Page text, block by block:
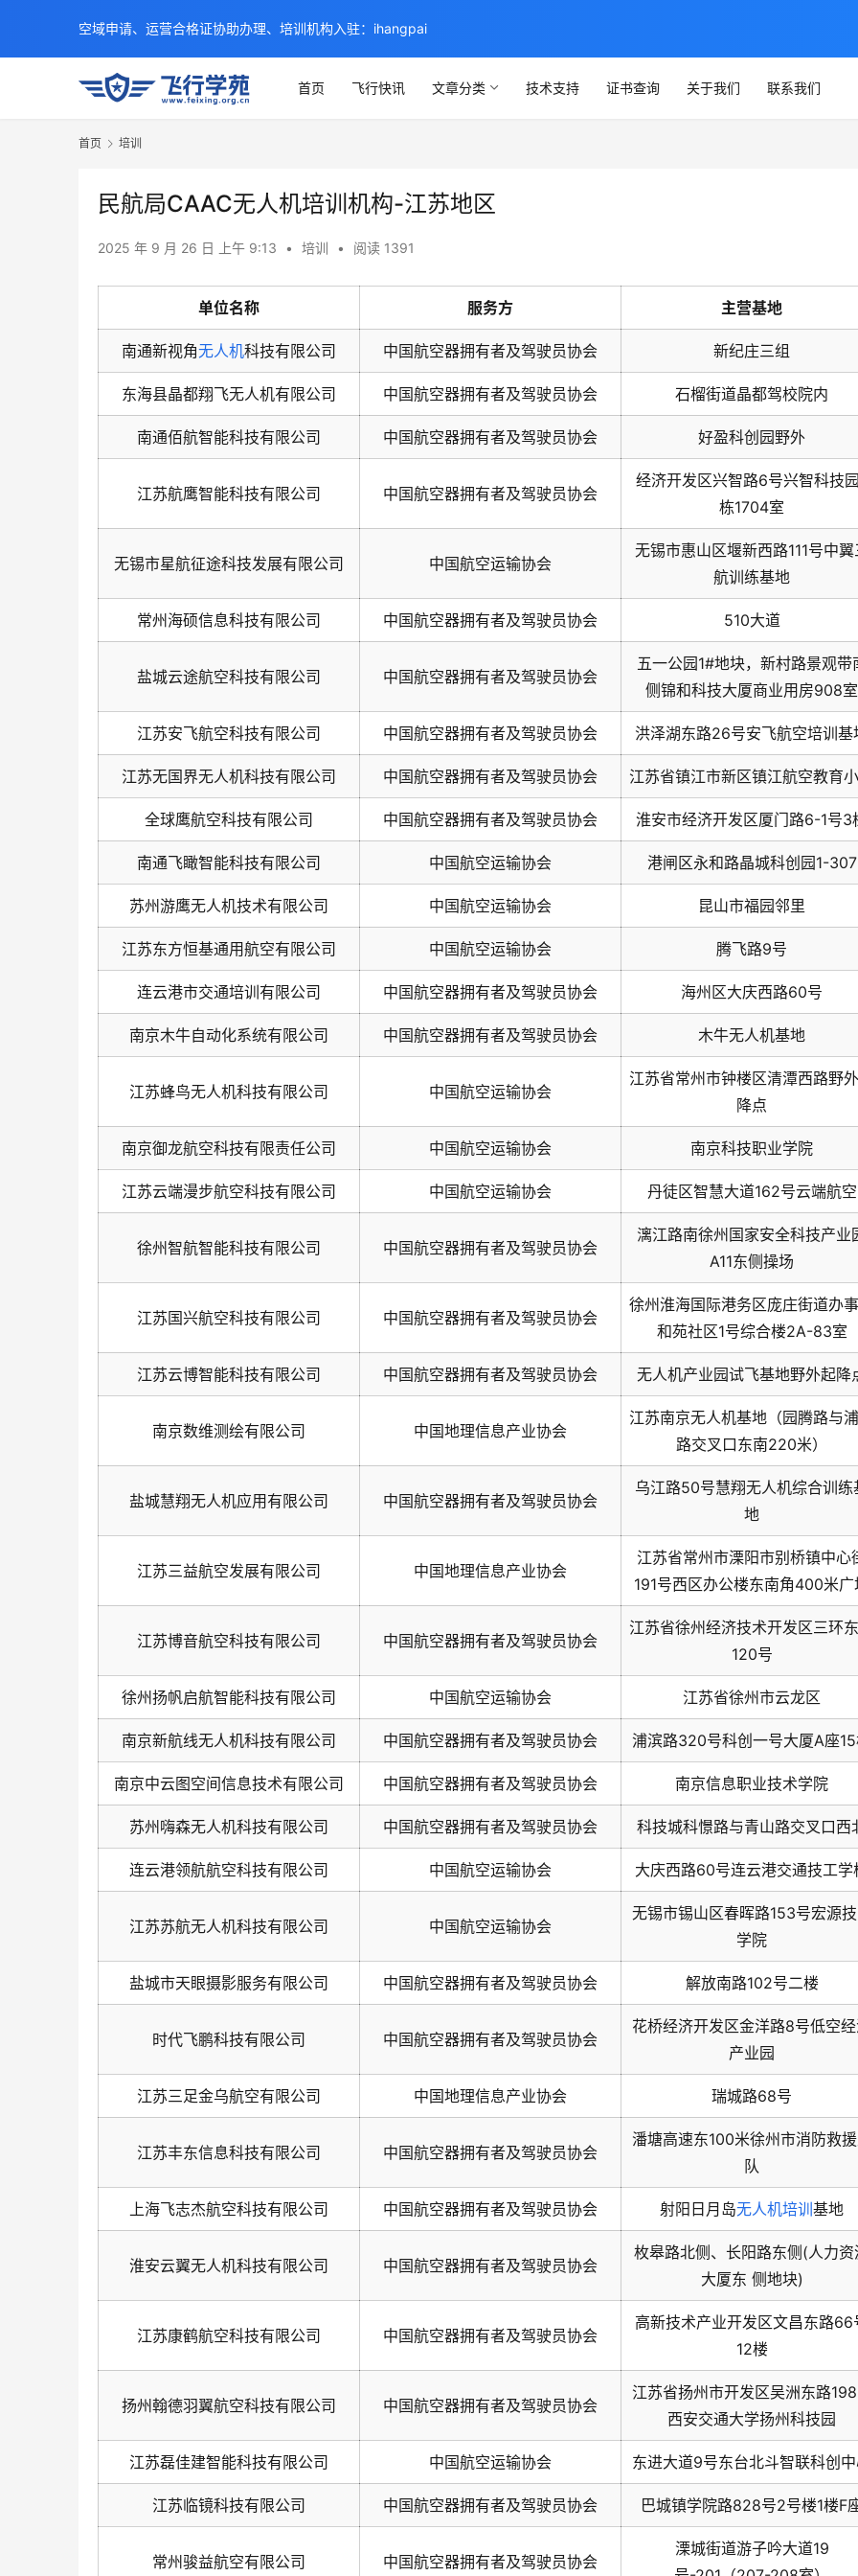
首页 飞行快讯 文章分类 技术支持 证书查询 关于我们 联系我们
首页 培训
民航局CAAC无人机培训机构-江苏地区
2025 年 9 月 26 日 上午 9:13 • 培训 • 阅读 1391
单位名称 服务方 主营基地
南通新视角无人机科技有限公司 中国航空器拥有者及驾驶员协会 新纪庄三组
东海县晶都翔飞无人机有限公司 中国航空器拥有者及驾驶员协会 石榴街道晶都驾校院内
南通佰航智能科技有限公司 中国航空器拥有者及驾驶员协会 好盈科创园野外
江苏航鹰智能科技有限公司 中国航空器拥有者及驾驶员协会
经济开发区兴智路6号兴智科技
栋1704室
无锡市星航征途科技发展有限公司 中国航空运输协会
无锡市惠山区堰新西路111号中翼
航训练基地
常州海硕信息科技有限公司 中国航空器拥有者及驾驶员协会 510大道
盐城云途航空科技有限公司 中国航空器拥有者及驾驶员协会
五一公园1#地块，新村路景观带
侧锦和科技大厦商业用房908室
江苏安飞航空科技有限公司 中国航空器拥有者及驾驶员协会 洪泽湖东路26号安飞航空培训基
江苏无国界无人机科技有限公司 中国航空器拥有者及驾驶员协会 江苏省镇江市新区镇江航空教育
全球鹰航空科技有限公司 中国航空器拥有者及驾驶员协会 淮安市经济开发区厦门路6-1号3
南通飞瞰智能科技有限公司 中国航空运输协会 港闸区永和路晶城科创园1-307
苏州游鹰无人机技术有限公司 中国航空运输协会 昆山市福园邻里
江苏东方恒基通用航空有限公司 中国航空运输协会 腾飞路9号
连云港市交通培训有限公司 中国航空器拥有者及驾驶员协会 海州区大庆西路60号
南京木牛自动化系统有限公司 中国航空器拥有者及驾驶员协会 木牛无人机基地
江苏蜂鸟无人机科技有限公司 中国航空运输协会
江苏省常州市钟楼区清潭西路野
降点
南京御龙航空科技有限责任公司 中国航空运输协会 南京科技职业学院
江苏云端漫步航空科技有限公司 中国航空运输协会 丹徒区智慧大道162号云端航空
徐州智航智能科技有限公司 中国航空器拥有者及驾驶员协会
漓江路南徐州国家安全科技产业
A11东侧操场
江苏国兴航空科技有限公司 中国航空器拥有者及驾驶员协会
徐州淮海国际港务区庞庄街道办
和苑社区1号综合楼2A-83室
江苏云博智能科技有限公司 中国航空器拥有者及驾驶员协会 无人机产业园试飞基地野外起降
南京数维测绘有限公司 中国地理信息产业协会
江苏南京无人机基地（园腾路与
路交叉口东南220米）
盐城慧翔无人机应用有限公司 中国航空器拥有者及驾驶员协会
乌江路50号慧翔无人机综合训练
地
江苏三益航空发展有限公司 中国地理信息产业协会
江苏省常州市溧阳市别桥镇中心
191号西区办公楼东南角400米广
江苏博音航空科技有限公司 中国航空器拥有者及驾驶员协会
江苏省徐州经济技术开发区三环
120号
徐州扬帆启航智能科技有限公司 中国航空运输协会 江苏省徐州市云龙区
南京新航线无人机科技有限公司 中国航空器拥有者及驾驶员协会 浦滨路320号科创一号大厦A座
南京中云图空间信息技术有限公司 中国航空器拥有者及驾驶员协会 南京信息职业技术学院
苏州嗨森无人机科技有限公司 中国航空器拥有者及驾驶员协会 科技城科憬路与青山路交叉口西
连云港领航航空科技有限公司 中国航空运输协会 大庆西路60号连云港交通技工学
江苏苏航无人机科技有限公司 中国航空运输协会
无锡市锡山区春晖路153号宏源
学院
盐城市天眼摄影服务有限公司 中国航空器拥有者及驾驶员协会 解放南路102号二楼
时代飞鹏科技有限公司 中国航空器拥有者及驾驶员协会
花桥经济开发区金洋路8号低空
产业园
江苏三足金乌航空有限公司 中国地理信息产业协会 瑞城路68号
江苏丰东信息科技有限公司 中国航空器拥有者及驾驶员协会
潘塘高速东100米徐州市消防救
队
上海飞志杰航空科技有限公司 中国航空器拥有者及驾驶员协会 射阳日月岛无人机培训 基地
淮安云翼无人机科技有限公司 中国航空器拥有者及驾驶员协会
枚皋路北侧、长阳路东侧(人力资
大厦东 侧地块)
江苏康鹤航空科技有限公司 中国航空器拥有者及驾驶员协会
高新技术产业开发区文昌东路66
12楼
扬州翰德羽翼航空科技有限公司 中国航空器拥有者及驾驶员协会
江苏省扬州市开发区吴洲东路
西安交通大学扬州科技园
江苏磊佳建智能科技有限公司 中国航空运输协会 东进大道9号东台北斗智联科创
江苏临镜科技有限公司 中国航空器拥有者及驾驶员协会 巴城镇学院路828号2号楼1楼F
常州骏益航空有限公司 中国航空器拥有者及驾驶员协会
溧城街道游子吟大道19
空域申请、运营合格证协助办理、培训机构入驻：ihangpai